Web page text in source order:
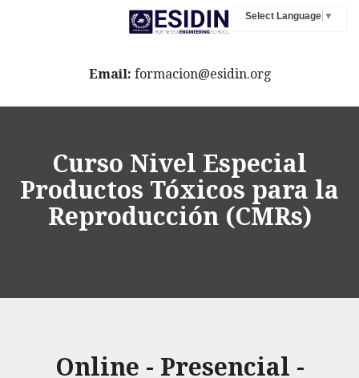
Select Language ▼
Email: formacion@esidin.org
Curso Nivel Especial
Productos Tóxicos para la
Reproducción (CMRs)
Online - Presencial -